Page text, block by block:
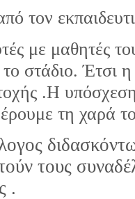
τον
με μαθητές
το στάδιο. Έτσι
.Η
τη χαρά
τους
.